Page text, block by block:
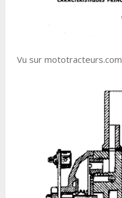
Vu sur mototracteurs.com